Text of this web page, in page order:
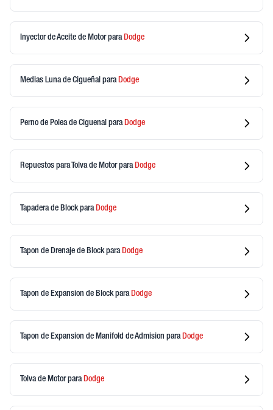
Inyector de Aceite de Motorpara Dodge
Medias Luna de Cigueñal para Dodge
Perno de Polea de Ciguenal para Dodge
Repuestos para Tolva de Motorpara Dodge
Tapadera de Blockpara Dodge
Tapon de Drenaje de Blockpara Dodge
Tapon de Expansion de Blockpara Dodge
Tapon de Expansion de Manifold de Admision para Dodge
Tolva de Motorpara Dodge